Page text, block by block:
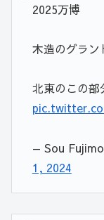
2025万博
木造のグラン
北東のこの部
— Sou
1, 2024